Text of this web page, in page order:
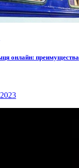
онлайн: преимущества